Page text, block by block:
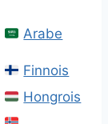
Arabe
Finnois
Hongrois